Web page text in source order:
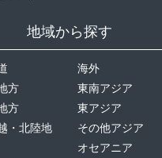
地域から探す
方
方
・北陸地
海外
東南アジア
東アジア
その他アジア
オセアニア